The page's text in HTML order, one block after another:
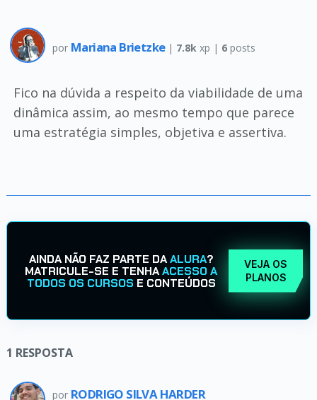
por Mariana Brietzke | 7.8k xp | 6posts
Fico na dúvida a respeito da viabilidade de uma
dinâmica assim, ao mesmo tempo que parece
uma estratégia simples, objetiva e assertiva.
AINDA NÃO FAZ PARTE DAALURA?
MATRICULE-SE E TENHAACESSO A
TODOS OS CURSOS E CONTEÚDOS
VEJA OS
PLANOS
1 RESPOSTA
por RODRIGO SILVA HARDER